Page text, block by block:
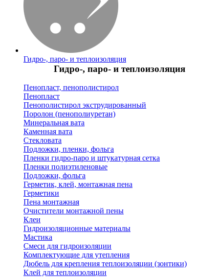
Гидро-, паро- и теплоизоляция
Гидро-, паро- и теплоизоляция
Пенопласт, пенополистирол
Пенопласт
Пенополистирол экструдированный
Поролон (пенополиуретан)
Минеральная вата
Каменная вата
Стекловата
Подложки, пленки, фольга
Пленки гидро-паро и штукатурная сетка
Пленки полиэтиленовые
Подложки, фольга
Герметик, клей, монтажная пена
Герметики
Пена монтажная
Очистители монтажной пены
Клеи
Гидроизоляционные материалы
Мастика
Смеси для гидроизоляции
Комплектующие для утепления
Дюбель для крепления теплоизоляции (зонтики)
Клей для теплоизоляции